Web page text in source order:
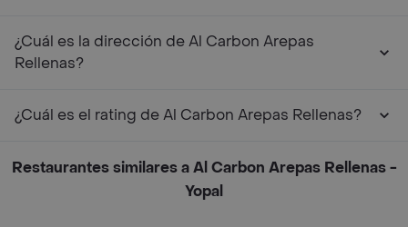
¿Cuál es la dirección de Al Carbon Arepas
Rellenas?
¿Cuál es el rating de Al Carbon Arepas Rellenas?
Restaurantes similares a Al Carbon Arepas Rellenas -
Yopal